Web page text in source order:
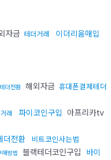
자금 테더거래
이더리움매입
더전환 해외자금 휴대폰결제테더
래 파이코인구입 아프리카tv
더전환
비트코인사는법
방법 블랙테더코인구입 바이